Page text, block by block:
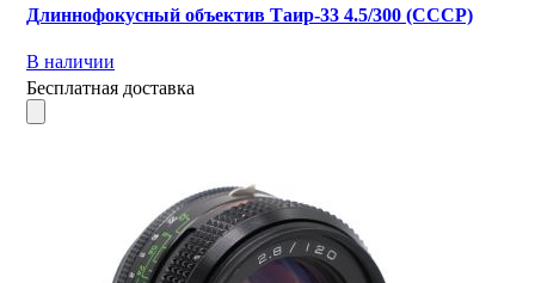
Длиннофокусный объектив Таир-33 4.5/300 (СССР)
В наличии
Бесплатная доставка